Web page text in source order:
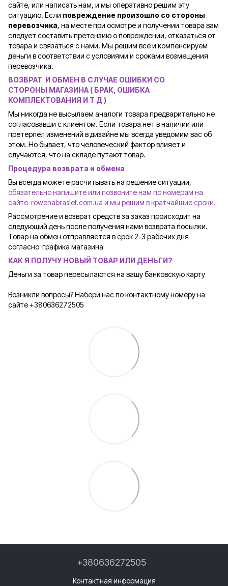
сайте, или написать нам, и мы оперативно решим эту
ситуацию. Если повреждение произошло со стороны
перевозчика, на месте при осмотре и получении товара вам
следует составить претензию о повреждении, отказаться от
товара и связаться с нами. Мы решим все и компенсируем
деньги в соответствии с условиями и сроками возмещения
перевозчика.
ВОЗВРАТ И ОБМЕН В СЛУЧАЕ ОШИБКИ СО
СТОРОНЫ МАГАЗИНА ( БРАК, ОШИБКА
КОМПЛЕКТОВАНИЯ И Т Д )
Мы никогда не высылаем аналоги товара предварительно не
согласовавши с клиентом. Если товара нет в наличии или
претерпел изменений в дизайне мы всегда уведомим вас об
этом. Но бывает, что человеческий фактор влияет и
случаются, что на складе путают товар.
Процедура возврата и обмена
Вы всегда можете расчитывать на решение ситуации,
обязательно напишите или позвоните нам по номерам на
сайте rowenabraslet.com.ua и мы решим в кратчайшие сроки.
Рассмотрение и возврат средств за заказ происходит на
следующий день после получения нами возврата посылки.
Товар на обмен отправляется в срок 2-3 рабочих дня
согласно графика магазина
КАК Я ПОЛУЧУ НОВЫЙ ТОВАР ИЛИ ДЕНЬГИ?
Деньги за товар пересылаются на вашу банковскую карту
Возникли вопросы? Набери нас по контактному номеру на
сайте +380636272505
+380636272505
Контактная информация